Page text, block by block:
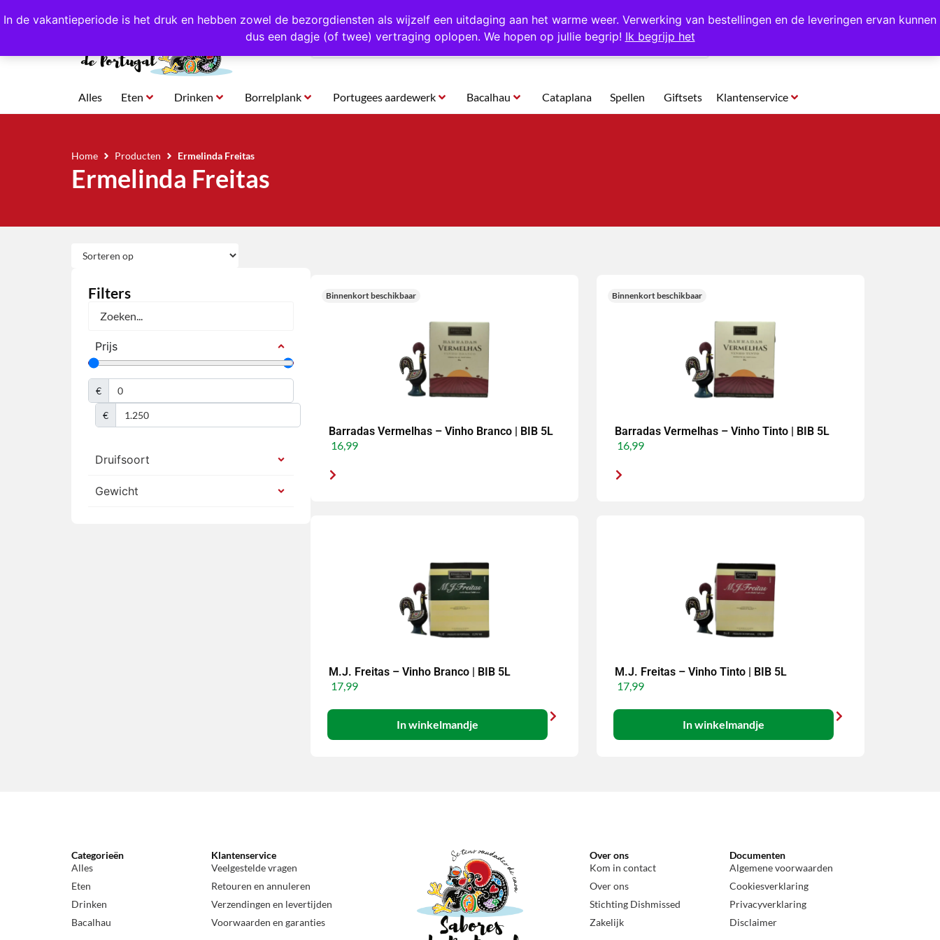
In de vakantieperiode is het druk en hebben zowel de bezorgdiensten als wijzelf een uitdaging aan het warme weer. Verwerking van bestellingen en de leveringen ervan kunnen
dus een dagje (of twee) vertraging oplopen. We hopen op jullie begrip! Ik begrijp het
4,8/5,0 sterren beoordeeld! Eigen import uit Portugal Altijd 1000 verschillende producten op voorraad Gratis op te halen in Hansweert
Alles Eten Drinken Borrelplank Portugees aardewerk Bacalhau Cataplana Spellen Giftsets Klantenservice
Home Producten Ermelinda Freitas
Ermelinda Freitas
Filters
Prijs
€
€
Druifsoort
Gewicht
Binnenkort beschikbaar
Barradas Vermelhas – Vinho Branco | BIB 5L
16,99
Binnenkort beschikbaar
Barradas Vermelhas – Vinho Tinto | BIB 5L
16,99
M.J. Freitas – Vinho Branco | BIB 5L
17,99
In winkelmandje
M.J. Freitas – Vinho Tinto | BIB 5L
17,99
In winkelmandje
Categorieën
Alles
Eten
Drinken
Bacalhau
Klantenservice
Veelgestelde vragen
Retouren en annuleren
Verzendingen en levertijden
Voorwaarden en garanties
Over ons
Kom in contact
Over ons
Stichting Dishmissed
Zakelijk
Documenten
Algemene voorwaarden
Cookiesverklaring
Privacyverklaring
Disclaimer